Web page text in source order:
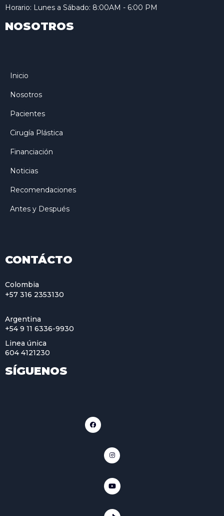
Horario: Lunes a Sábado: 8:00AM - 6:00 PM
NOSOTROS
Inicio
Nosotros
Pacientes
Cirugía Plástica
Financiación
Noticias
Recomendaciones
Antes y Después
CONTÁCTO
Colombia
+57 316 2353130
Argentina
+54 9 11 6336-9930
Linea única
604 4121230
SÍGUENOS